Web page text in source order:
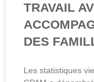
TRAVAIL
DES
Les statistiques